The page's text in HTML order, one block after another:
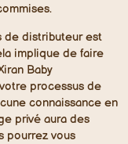
de distributeur est
implique de faire
Baby
processus de
connaissance en
privé aura des
pourrez vous